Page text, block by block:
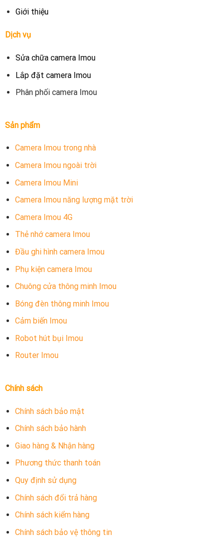
Giới thiệu
Dịch vụ
Sửa chữa camera Imou
Lắp đặt camera Imou
Phân phối camera Imou
Sản phẩm
Camera Imou trong nhà
Camera Imou ngoài trời
Camera Imou Mini
Camera Imou năng lượng mặt trời
Camera Imou 4G
Thẻ nhớ camera Imou
Đầu ghi hình camera Imou
Phụ kiện camera Imou
Chuông cửa thông minh Imou
Bóng đèn thông minh Imou
Cảm biến Imou
Robot hút bụi Imou
Router Imou
Chính sách
Chính sách bảo mật
Chính sách bảo hành
Giao hàng & Nhận hàng
Phương thức thanh toán
Quy định sử dụng
Chính sách đổi trả hàng
Chính sách kiểm hàng
Chính sách bảo vệ thông tin